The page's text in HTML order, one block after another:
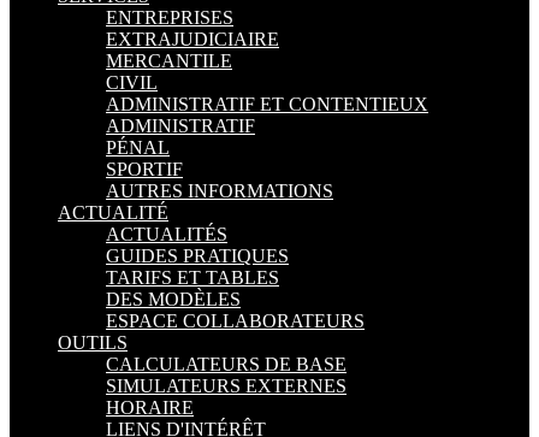
ENTREPRISES
EXTRAJUDICIAIRE
MERCANTILE
CIVIL
ADMINISTRATIF ET CONTENTIEUX
ADMINISTRATIF
PÉNAL
SPORTIF
AUTRES INFORMATIONS
ACTUALITÉ
ACTUALITÉS
GUIDES PRATIQUES
TARIFS ET TABLES
DES MODÈLES
ESPACE COLLABORATEURS
OUTILS
CALCULATEURS DE BASE
SIMULATEURS EXTERNES
HORAIRE
LIENS D'INTÉRÊT